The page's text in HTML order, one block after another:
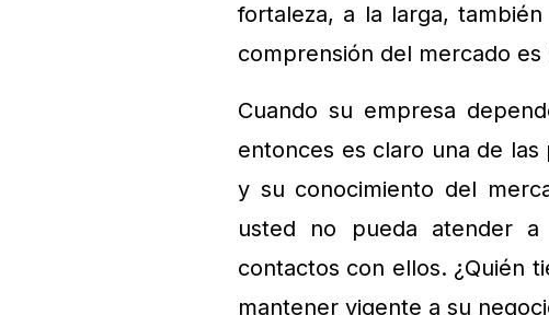
fortaleza, a la larga,
comprensión del mercado
Cuando su empresa
entonces es claro una de
y su conocimiento del
usted no pueda atender
contactos con ellos. ¿Quién
mantener vigente a su